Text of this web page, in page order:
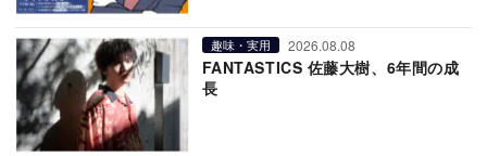
趣味・実用 2026.08.08
FANTASTICS 佐藤大樹、6年間の成
長